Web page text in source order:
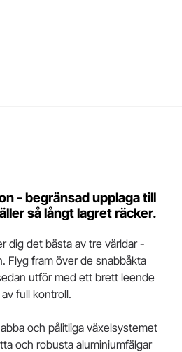
- begränsad upplaga till
så långt lagret räcker.
dig det bästa av tre världar -
Flyg fram över de snabbåkta
utför med ett brett leende
full kontroll.
och pålitliga växelsystemet
och robusta aluminiumfälgar